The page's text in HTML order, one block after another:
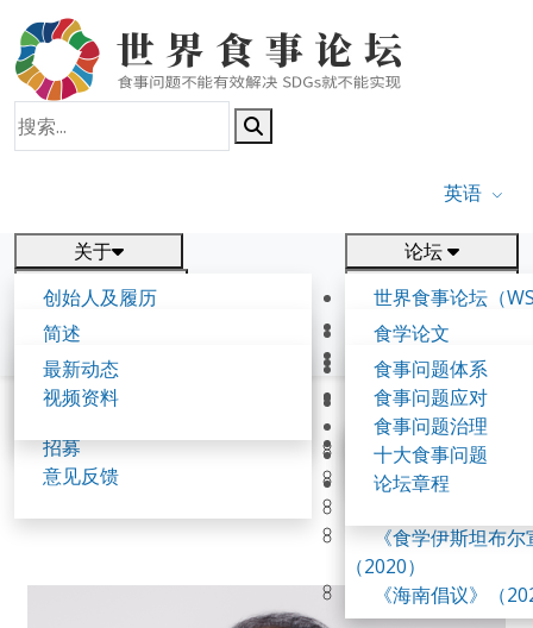
英语
关于
创始人及履历
食学理念与愿景
食学核心概念
食事论坛
食事可持续发展报告
论坛
世界食事论坛（
第五届世界食事论
参与方式
往届论坛
第一届世界食学论
第二届世界食学论
第三届世界食学论
峰会
第四届世界食学论
报告
简述
背景与框架
工作节点及事项
招募
意见反馈
研究
食学论文
出版物
论坛成果
《伊尹倡议》（
《食学带路共识》
《食学伊斯坦布
（2020）
《海南倡议》（
专家解读
新闻
最新动态
视频资料
相关
食事问题体系
食事问题应对
食事问题治理
十大食事问题
论坛章程
联系我们